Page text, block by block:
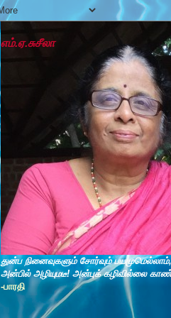
எம்.ஏ.சுசீலா
துன்ப நினைவுகளும் சோர்வும் பயமுமெல்லாம்,
அன்பில் அழியுமடீ! அன்புக் கழிவில்லை காண்
-பாரதி